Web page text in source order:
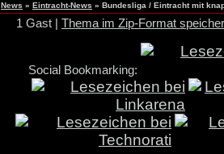
News » Eintracht-News » Bundesliga / Eintracht mit
1 Gast | Thema im Zip-Format
Social Bookmarking: